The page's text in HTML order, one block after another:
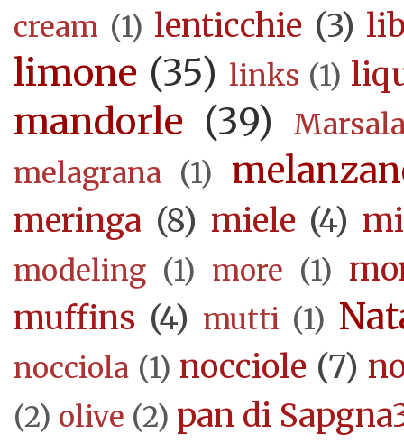
cream (1) lenticchie (3)
limone (35) links (1)
mandorle (39)
melagrana (1)
meringa (8) miele (4)
modeling (1) more (1)
muffins (4) mutti (1)
nocciola (1) nocciole (7)
(2) olive (2) pan di